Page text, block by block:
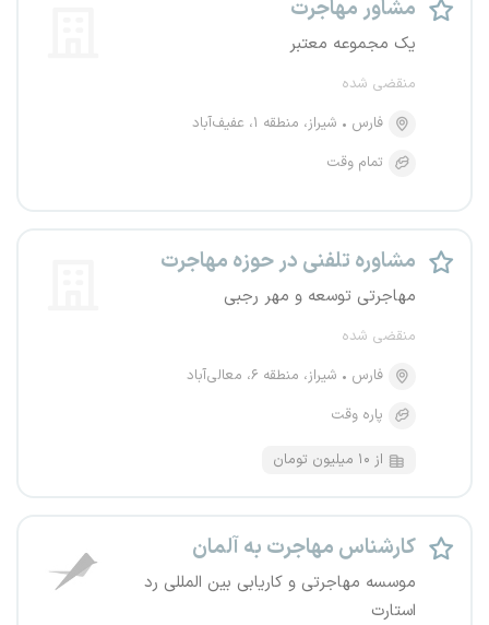
مشاور مهاجرت
یک مجموعه معتبر
منقضی شده
فارس
شیراز، منطقه ۱، عفیف‌آباد
تمام وقت
مشاوره تلفنی در حوزه مهاجرت
مهاجرتی توسعه و مهر رجبی
منقضی شده
فارس
شیراز، منطقه ۶، معالی‌آباد
پاره وقت
از ۱۰ میلیون تومان
کارشناس مهاجرت به آلمان
موسسه مهاجرتی و کاریابی بین المللی رد
استارت